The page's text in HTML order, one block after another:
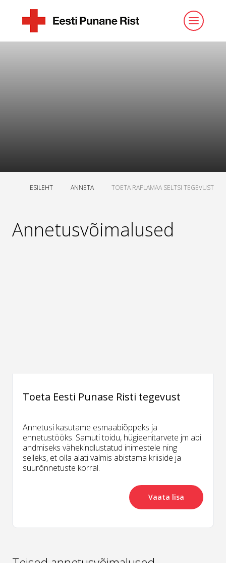
ESILEHT ANNETA TOETA RAPLAMAA SELTSI TEGEVUST
Annetusvõimalused
Toeta Eesti Punase Risti tegevust
Annetusi kasutame esmaabiõppeks ja
ennetustööks. Samuti toidu, hügieenitarvete jm abi
andmiseks vähekindlustatud inimestele ning
selleks, et olla alati valmis abistama kriiside ja
suurõnnetuste korral.
Vaata lisa